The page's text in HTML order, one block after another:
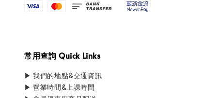
常用查詢 Quick Links
▶ 我們的地點&交通資訊
▶ 營業時間&上課時間